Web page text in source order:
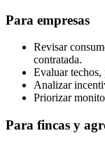
Para empresas
Revisar
contratada.
Evaluar techos,
Analizar
Priorizar
Para fincas y